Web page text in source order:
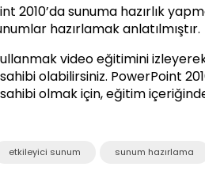
sunuma hazırlık
hazırlamak anlatılmıştır.
video eğitimini
olabilirsiniz. PowerPoint
olmak için, eğitim
etkileyici sunum sunum hazırlama